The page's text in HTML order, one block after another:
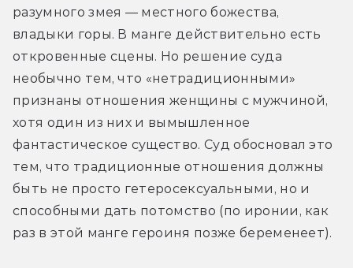
разумного змея — местного божества,
владыки горы. В манге действительно есть
откровенные сцены. Но решение суда
необычно тем, что «нетрадиционными»
признаны отношения женщины с мужчиной,
хотя один из них и вымышленное
фантастическое существо. Суд обосновал это
тем, что традиционные отношения должны
быть не просто гетеросексуальными, но и
способными дать потомство (по иронии, как
раз в этой манге героиня позже беременеет).